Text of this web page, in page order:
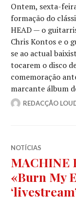
Ontem, sexta-
formação do
HEAD — o
Chris Kontos e o
se ao actual
tocarem o disco
comemoração
marcante álbum
REDACÇÃO
NOTÍCIAS
MACHINE
«Burn My